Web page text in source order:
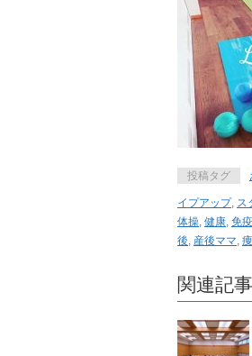
投稿タグ
イプアップ, ス
体操, 健康, 免
後, 産後ママ,
関連記事